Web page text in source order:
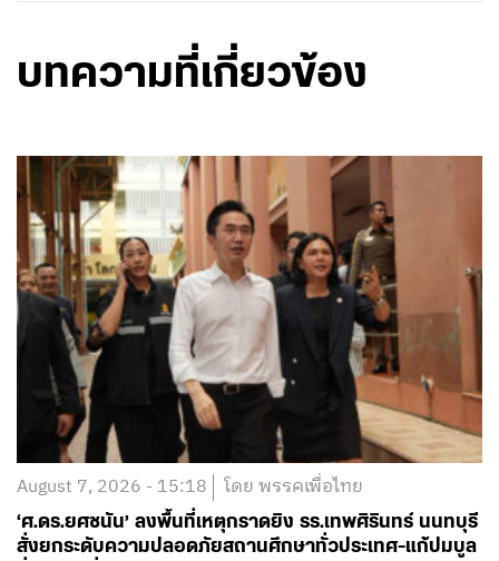
บทความที่เกี่ยวข้อง
August 7, 2026 - 15:18 โดย พรรคเพื่อไทย
‘ศ.ดร.ยศชนัน’ ลงพื้นที่เหตุกราดยิง รร.เทพศิรินทร์ นนทบุรี
สั่งยกระดับความปลอดภัยสถานศึกษาทั่วประเทศ-แก้ปมบูล